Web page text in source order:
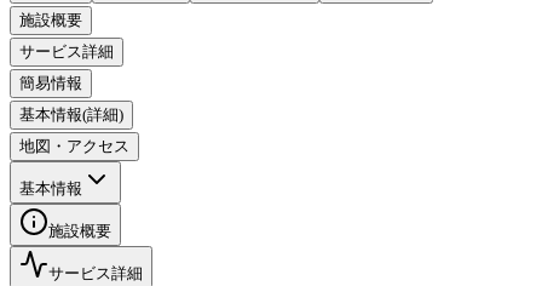
施設概要
サービス詳細
簡易情報
基本情報(詳細)
地図・アクセス
基本情報
施設概要
サービス詳細